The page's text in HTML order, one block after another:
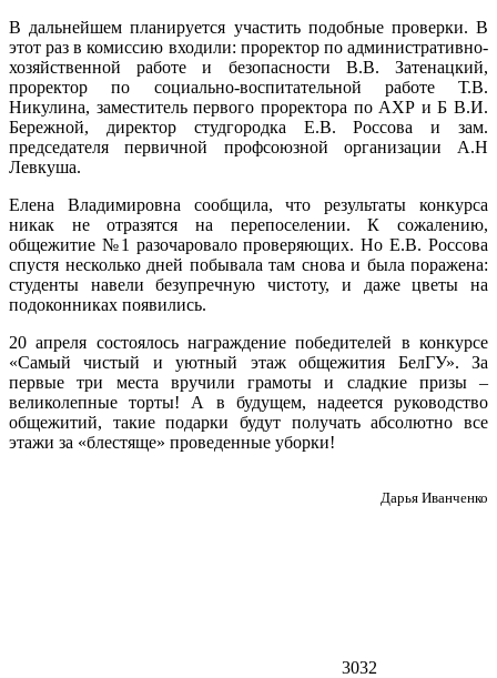
В дальнейшем планируется участить подобные проверки. В
этот раз в комиссию входили: проректор по административно-
хозяйственной работе и безопасности В.В. Затенацкий,
проректор по социально-воспитательной работе Т.В.
Никулина, заместитель первого проректора по АХР и Б В.И.
Бережной, директор студгородка Е.В. Россова и зам.
председателя первичной профсоюзной организации А.Н
Левкуша.
Елена Владимировна сообщила, что результаты конкурса
никак не отразятся на перепоселении. К сожалению,
общежитие №1 разочаровало проверяющих. Но Е.В. Россова
спустя несколько дней побывала там снова и была поражена:
студенты навели безупречную чистоту, и даже цветы на
подоконниках появились.
20 апреля состоялось награждение победителей в конкурсе
«Самый чистый и уютный этаж общежития БелГУ». За
первые три места вручили грамоты и сладкие призы –
великолепные торты! А в будущем, надеется руководство
общежитий, такие подарки будут получать абсолютно все
этажи за «блестяще» проведенные уборки!
Дарья Иванченко
3032